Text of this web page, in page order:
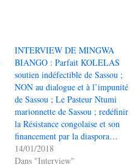
INTERVIEW DE MINGWA
BIANGO : Parfait KOLELAS
soutien indéfectible de Sassou ;
NON au dialogue et à l’impunité
de Sassou ; Le Pasteur Ntumi
marionnette de Sassou ; redéfinir
la Résistance congolaise et son
financement par la diaspora…
14/01/2018
Dans "Interview"